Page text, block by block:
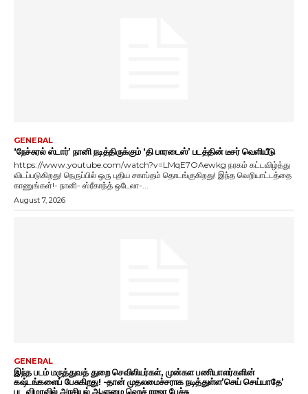
GENERAL
‘நேச்சுரல் ஸ்டார்’ நானி நடித்திருக்கும் ‘தி பாரடைஸ்’ படத்தின் டீசர் வெளியீடு
https://www.youtube.com/watch?v=LMqE7OAewkg நரகம் கட்டவிழ்த்து
விடப்படுகிறது! நெருப்பில் ஒரு புதிய சகாப்தம் தொடங்குகிறது! இந்த வெறியாட்டத்தை
காணுங்கள்!- நானி- ஸ்ரீகாந்த் ஒடேலா-...
August 7, 2026
GENERAL
இந்த படம் மருத்துவத் துறை செவிலியர்கள், முன்கள பணியாளர்களின்
கஷ்டங்களைப் பேசுகிறது! -தான் முதலமைச்சராக நடித்துள்ள’செய் செய்யாதே’
பட விழாவில் அரசியல் ஆளுமை ஹெச் ராஜா பேச்சு